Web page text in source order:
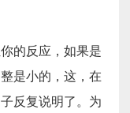
的反应，如果是
是小的，这，在
反复说明了。为